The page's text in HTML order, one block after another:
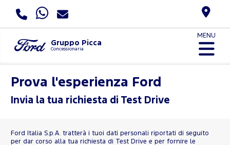
Gruppo Picca
Concessionaria
MENU
Prova l'esperienza Ford
Invia la tua richiesta di Test Drive
Ford Italia S.p.A. tratterà i tuoi dati personali riportati di seguito
per dar corso alla tua richiesta di Test Drive e per fornire le